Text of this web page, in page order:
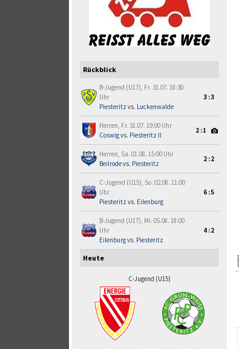
Rückblick
B-Jugend (U17), Fr. 31.07. 18:30
Uhr
Piesteritz vs. Luckenwalde
3:3
Herren, Fr. 31.07. 19:00 Uhr
Coswigvs. Piesteritz II
2:1
Herren, Sa. 01.08. 15:00 Uhr
Beilrodevs. Piesteritz
2:2
C-Jugend (U15), So. 02.08. 11:00
Uhr
Piesteritz vs. Eilenburg
6:5
B-Jugend (U17), Mi. 05.08. 18:00
Uhr
Eilenburgvs. Piesteritz
4:2
Heute
C-Jugend (U15)